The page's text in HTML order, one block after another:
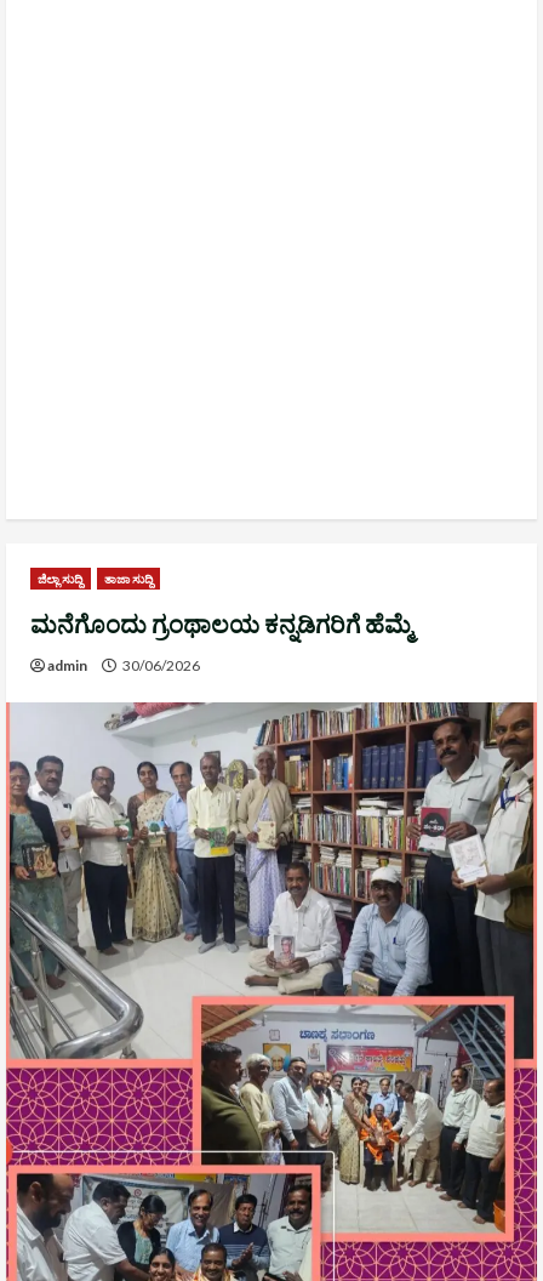
ಜಿಲ್ಲಾ ಸುದ್ದಿ ತಾಜಾ ಸುದ್ದಿ
ಮನೆಗೊಂದು ಗ್ರಂಥಾಲಯ ಕನ್ನಡಿಗರಿಗೆ ಹೆಮ್ಮೆ
admin 30/06/2026